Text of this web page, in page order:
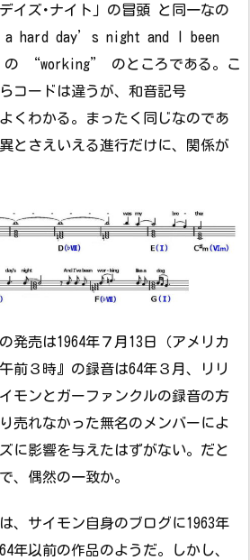
イズ･ナイト」の冒頭 と同一なの
hard day’s night and I been
“working” のところである。こ
コードは違うが、和音記号
わかる。まったく同じなのであ
とさえいえる進行だけに、関係が
発売は1964年７月13日（アメリカ
前３時』の録音は64年３月、リリ
モンとガーファンクルの録音の方
売れなかった無名のメンバーによ
に影響を与えたはずがない。だと
、偶然の一致か。
、サイモン自身のブログに1963年
年以前の作品のようだ。しかし、